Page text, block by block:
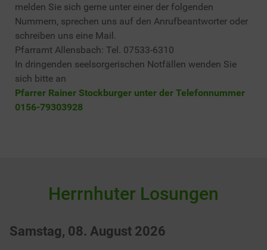
melden Sie sich gerne unter einer der folgenden
Nummern, sprechen uns auf den Anrufbeantworter oder
schreiben uns eine Mail.
Pfarramt Allensbach: Tel. 07533-6310
In dringenden seelsorgerischen Notfällen wenden Sie
sich bitte an
Pfarrer Rainer Stockburger unter der Telefonnummer
0156-79303928
Herrnhuter Losungen
Samstag, 08. August 2026